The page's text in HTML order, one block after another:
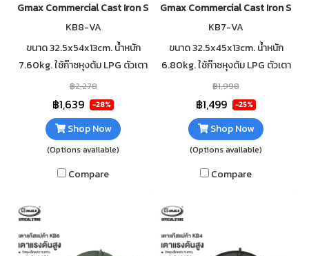
Gmax Commercial Cast Iron Stove KB8-VS 13" High Pressure
KB8-VA
ขนาด 32.5x54x13cm. น้ำหนัก
7.60kg. ใช้ก๊าซหุงต้ม LPG ตัวเตา
ทำจากเหล็กหล่อ ใช้กับหัวปรับแก๊ส
แรงดันสูง ตัววาล์วมีท่อล่อไฟ
ผลิตในประเทศไทย
฿2,278
฿1,639 -28%
Shop Now
(Options available)
Compare
Gmax Commercial Cast Iron
KB7-VA
ขนาด 32.5x45x13cm. น้ำหนัก
6.80kg. ใช้ก๊าซหุงต้ม LPG ตัวเตา
ทำจากเหล็กหล่อ ใช้กับหัวปรับแก๊ส
แรงดันสูง ตัววาล์วมีท่อล่อไฟ
ผลิตในประเทศไทย
฿1,998
฿1,499 -25%
Shop Now
(Options available)
Compare